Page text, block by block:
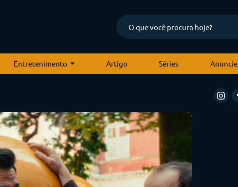
Entretenimento Artigo Séries Anuncie